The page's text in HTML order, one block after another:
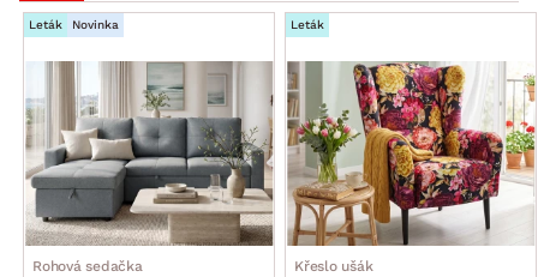
Leták Novinka
Rohová sedačka
Leták
Křeslo ušák